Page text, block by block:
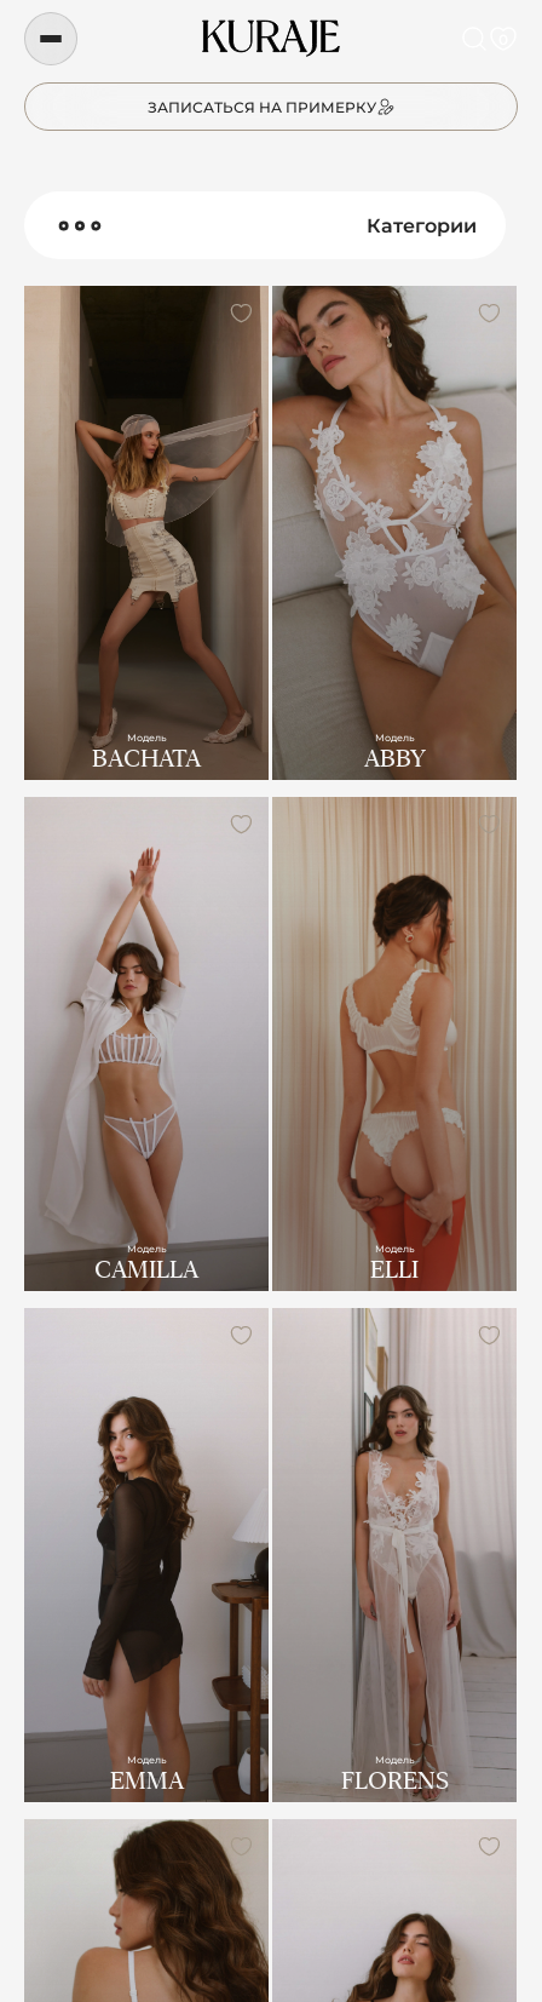
ЗАПИСАТЬСЯ НА ПРИМЕРКУ
Категории
Модель
BACHATA
Модель
ABBY
Модель
CAMILLA
Модель
ELLI
Модель
EMMA
Модель
FLORENS